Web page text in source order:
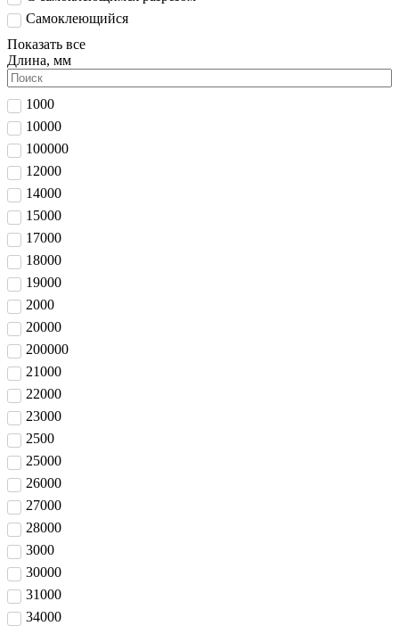
Самоклеющийся
Показать все
Длина, мм
1000
10000
100000
12000
14000
15000
17000
18000
19000
2000
20000
200000
21000
22000
23000
2500
25000
26000
27000
28000
3000
30000
31000
34000